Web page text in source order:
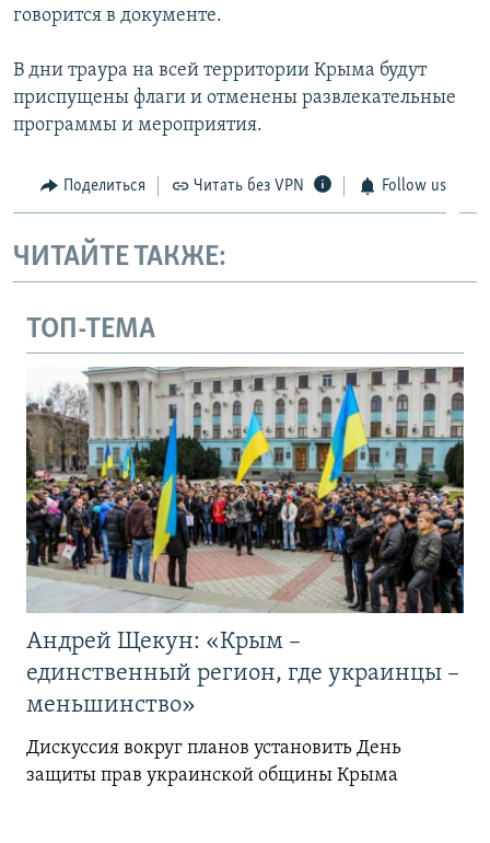
говорится в документе.
В дни траура на всей территории Крыма будут
приспущены флаги и отменены развлекательные
программы и мероприятия.
Поделиться Читать без VPN Follow us
ЧИТАЙТЕ ТАКЖЕ:
ТОП-ТЕМА
Андрей Щекун: «Крым –
единственный регион, где украинцы –
меньшинство»
Дискуссия вокруг планов установить День
защиты прав украинской общины Крыма